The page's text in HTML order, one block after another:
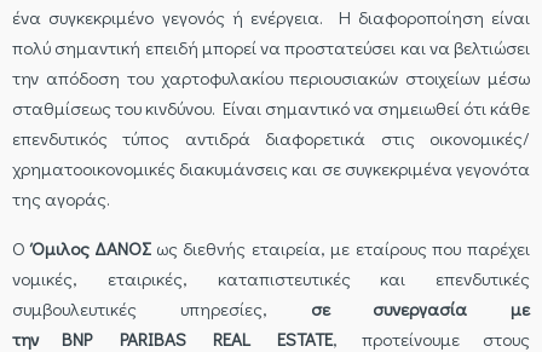
ένα συγκεκριμένο γεγονός ή ενέργεια. Η διαφοροποίηση είναι
πολύ σημαντική επειδή μπορεί να προστατεύσει και να βελτιώσει
την απόδοση του χαρτοφυλακίου περιουσιακών στοιχείων μέσω
σταθμίσεως του κινδύνου. Είναι σημαντικό να σημειωθεί ότι κάθε
επενδυτικός τύπος αντιδρά διαφορετικά στις οικονομικές/
χρηματοοικονομικές διακυμάνσεις και σε συγκεκριμένα γεγονότα
της αγοράς.
ΟΌμιλος ΔΑΝΟΣως διεθνής εταιρεία, με εταίρους που παρέχει
νομικές, εταιρικές, καταπιστευτικές και επενδυτικές
συμβουλευτικές υπηρεσίες, σε συνεργασία με
την BNP PARIBAS REAL ESTATE, προτείνουμε στους